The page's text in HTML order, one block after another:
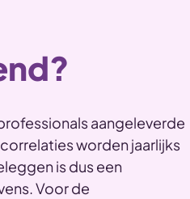
aangeleverde
worden jaarlijks
is dus een
Voor de